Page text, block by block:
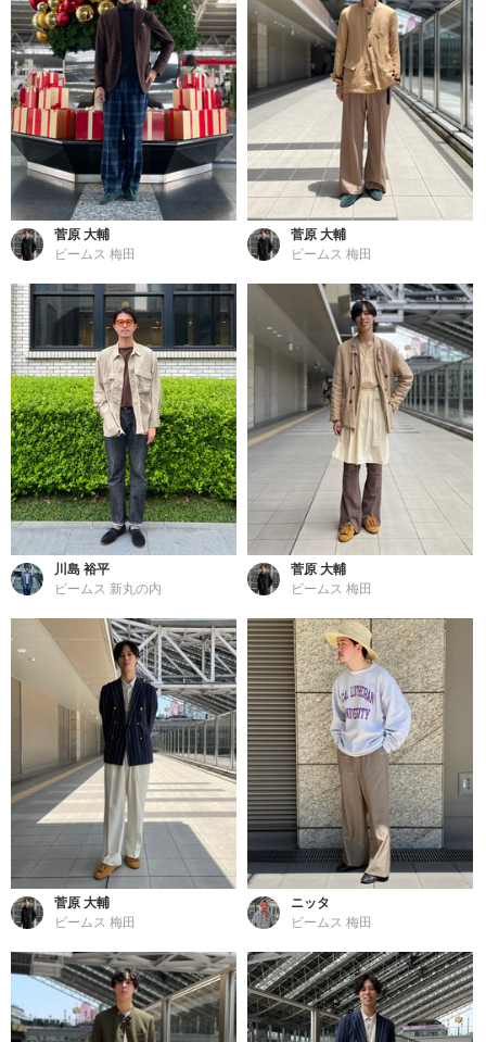
菅原 大輔
ビームス 梅田
菅原 大輔
ビームス 梅田
川島 裕平
ビームス 新丸の内
菅原 大輔
ビームス 梅田
菅原 大輔
ビームス 梅田
ニッタ
ビームス 梅田